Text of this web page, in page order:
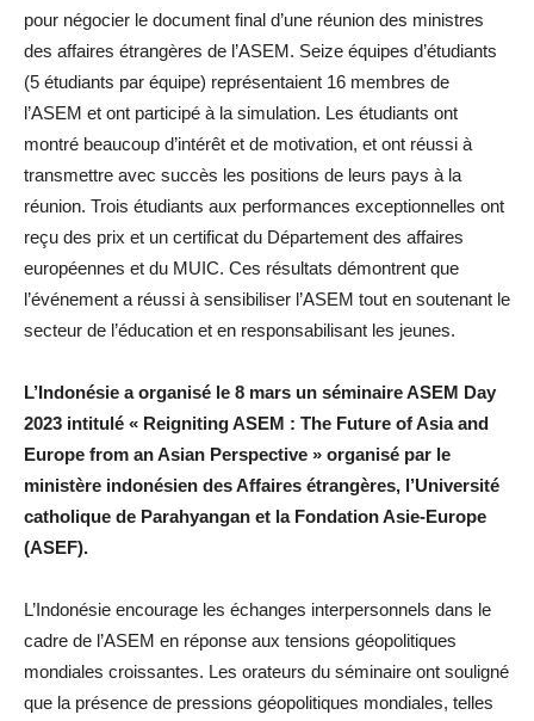
pour négocier le document final d’une réunion des ministres
des affaires étrangères de l’ASEM. Seize équipes d’étudiants
(5 étudiants par équipe) représentaient 16 membres de
l’ASEM et ont participé à la simulation. Les étudiants ont
montré beaucoup d’intérêt et de motivation, et ont réussi à
transmettre avec succès les positions de leurs pays à la
réunion. Trois étudiants aux performances exceptionnelles ont
reçu des prix et un certificat du Département des affaires
européennes et du MUIC. Ces résultats démontrent que
l’événement a réussi à sensibiliser l’ASEM tout en soutenant le
secteur de l’éducation et en responsabilisant les jeunes.
L’Indonésie a organisé le 8 mars un séminaire ASEM Day
2023 intitulé « Reigniting ASEM : The Future of Asia and
Europe from an Asian Perspective » organisé par le
ministère indonésien des Affaires étrangères, l’Université
catholique de Parahyangan et la Fondation Asie-Europe
(ASEF).
L’Indonésie encourage les échanges interpersonnels dans le
cadre de l’ASEM en réponse aux tensions géopolitiques
mondiales croissantes. Les orateurs du séminaire ont souligné
que la présence de pressions géopolitiques mondiales, telles